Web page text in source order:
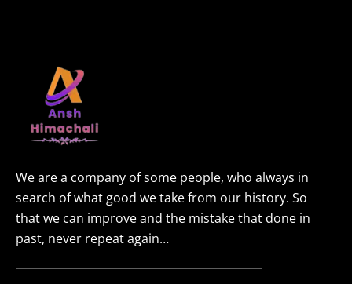
We are a company of some people, who always in
search of what good we take from our history. So
that we can improve and the mistake that done in
past, never repeat again…